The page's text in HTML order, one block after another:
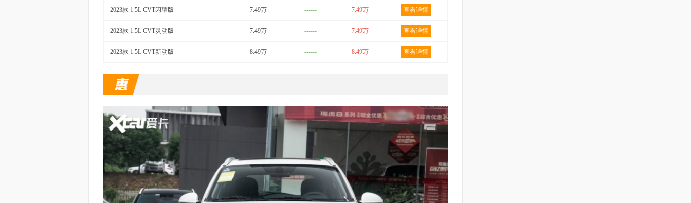
2023款 1.5L CVT闪耀版 7.49万 ------ 7.49万 查看详情
2023款 1.5L CVT灵动版 7.49万 ------ 7.49万 查看详情
2023款 1.5L CVT新动版 8.49万 ------ 8.49万 查看详情